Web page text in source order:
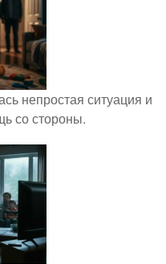
непростая ситуация и
со стороны.